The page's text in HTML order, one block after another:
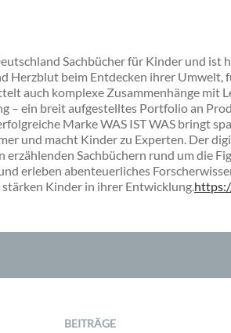
Sachbücher für Kinder und ist
Herzblut beim Entdecken ihrer Umwelt,
auch komplexe Zusammenhänge mit
– ein breit aufgestelltes Portfolio an
Marke WAS IST WAS bringt
und macht Kinder zu Experten. Der
Sachbüchern rund um die
erleben abenteuerliches
Kinder in ihrer Entwicklung.
BEITRÄGE